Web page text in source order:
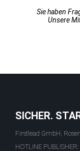
Sie haben
Unsere
SICHER.
Firstlead GmbH,
HOTLINE PUBLISHER: